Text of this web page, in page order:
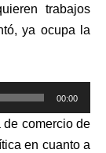
trabajos
ya ocupa la
00:00
de comercio de
en cuanto a